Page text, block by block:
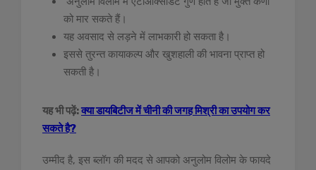
को मार सकते हैं।
यह अवसाद से लड़ने में लाभकारी हो सकता है।
इससे तुरन्त कायाकल्प और खुशहाली की भावना प्राप्त हो
सकती है।
यह भी पढ़ें:क्या डायबिटीज में चीनी की जगह मिश्री का उपयोग कर
सकते है?
उम्मीद है, इस ब्लॉग की मदद से आपको अनुलोम विलोम के फायदे